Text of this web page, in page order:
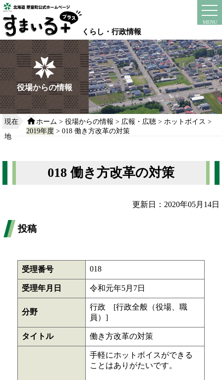
本
文
へ
移
動
る
くらし・行政情報
MENU
instagram
役場からの情報
現在
地
ホーム >役場からの情報 > 広報・広聴 > ホットボイス >
2019年度 > 018 働き方改革の対策
018 働き方改革の対策
更新日：2020年05月14日
投稿
受理番号 018
受理年月日 令和元年5月7日
分野
行政 [行政全般（役場、職
員）]
タイトル 働き方改革の対策
手軽にホットボイスができる
ことはありがたいです。